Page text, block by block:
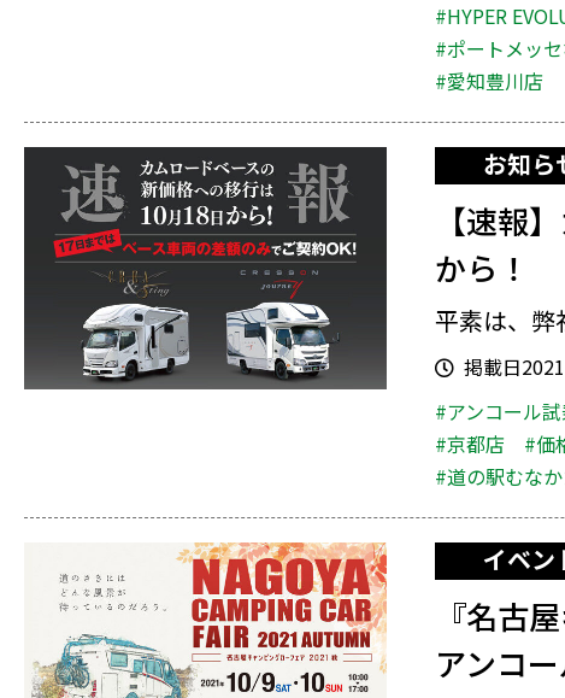
#HYPER
#ポートメッ
#愛知豊川店
お知ら
【速報
から！
平素は、弊
掲載日
#アンコール
#京都店
#価
#道の駅むな
イベン
『名古
アンコ